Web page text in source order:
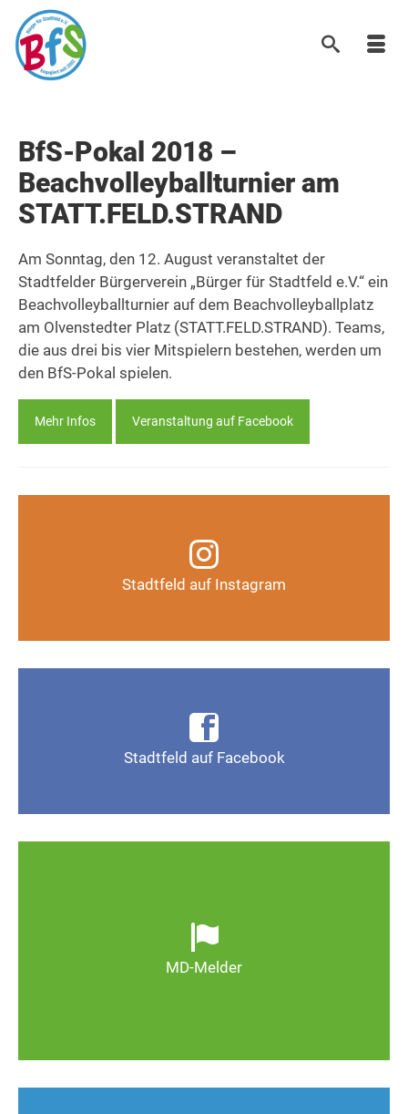
BfS-Pokal 2018 –
Beachvolleyballturnier am
STATT.FELD.STRAND
Am Sonntag, den 12. August veranstaltet der
Stadtfelder Bürgerverein „Bürger für Stadtfeld e.V.“ ein
Beachvolleyballturnier auf dem Beachvolleyballplatz
am Olvenstedter Platz (STATT.FELD.STRAND). Teams,
die aus drei bis vier Mitspielern bestehen, werden um
den BfS-Pokal spielen.
Mehr Infos Veranstaltung auf Facebook
Stadtfeld auf Instagram
Instagram-Kanal
Auf Instagram folgen
Stadtfeld auf Facebook
Seite Magdeburg-Stadtfeld
MD-Melder
wild entsorgter Müll. Melden Sie Mängel, damit
Magdeburg schöner und lebenswerter wird.